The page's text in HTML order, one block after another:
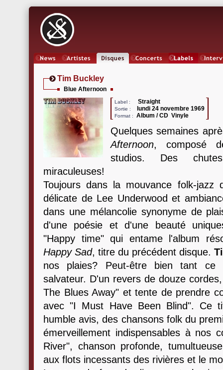
Tim Buckley
Blue Afternoon
Label : Straight
Sortie : lundi 24 novembre 1969
Format : Album / CD Vinyle
Quelques semaines
Afternoon, composé
studios. Des
miraculeuses!
Toujours dans la mouvance folk-jazz
délicate de Lee Underwood et
dans une mélancolie synonyme de
d'une poésie et d'une beauté
"Happy time" qui entame l'album
Happy Sad, titre du précédent disque.
nos plaies? Peut-être bien tant ce
salvateur. D'un revers de douze
The Blues Away" et tente de prendre
avec "I Must Have Been Blind". Ce
humble avis, des chansons folk du
émerveillement indispensables à nos
River", chanson profonde,
aux flots incessants des rivières et le